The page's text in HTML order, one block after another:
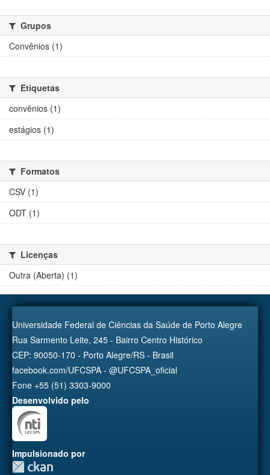
Grupos
Convênios (1)
Etiquetas
convênios (1)
estágios (1)
Formatos
CSV (1)
ODT (1)
Licenças
Outra (Aberta) (1)
Universidade Federal de Ciências da Saúde de Porto Alegre
Rua Sarmento Leite, 245 - Bairro Centro Histórico
CEP: 90050-170 - Porto Alegre/RS - Brasil
facebook.com/UFCSPA - @UFCSPA_oficial
Fone +55 (51) 3303-9000
Desenvolvido pelo
Impulsionado por